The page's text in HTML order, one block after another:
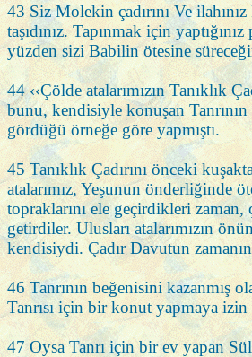
43 Siz Molekin çadırını Ve ilahınız
taşıdınız. Tapınmak için
yüzden sizi Babilin ötesine
44 ‹‹Çölde atalarımızın Tanıklık
bunu, kendisiyle konuşan
gördüğü örneğe göre yapmıştı.
45 Tanıklık Çadırını önceki
atalarımız, Yeşunun önderliğinde
topraklarını ele geçirdikleri zaman,
getirdiler. Ulusları atalarımızın
kendisiydi. Çadır Davutun
46 Tanrının beğenisini kazanmış
Tanrısı için bir konut yapmaya izin
47 Oysa Tanrı için bir ev yapan